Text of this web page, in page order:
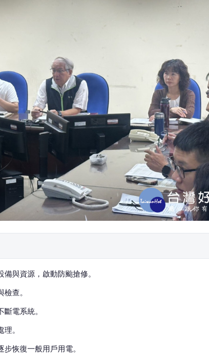
與資源，啟動防颱搶修。
查。
電系統。
。
恢復一般用戶用電。